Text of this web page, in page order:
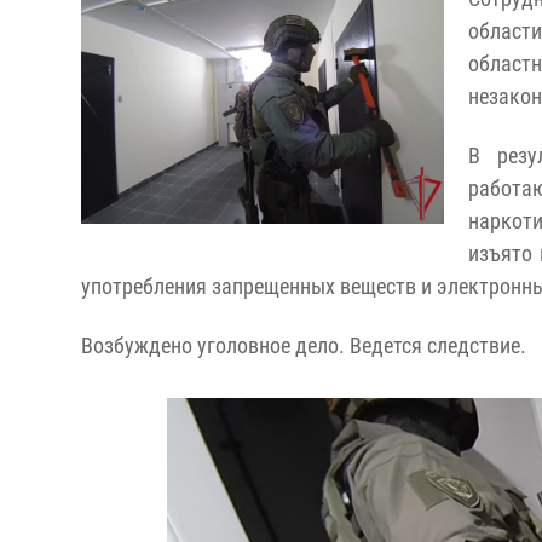
В
изъято
употребления запрещенных веществ и
Возбуждено уголовное дело. Ведется следствие.